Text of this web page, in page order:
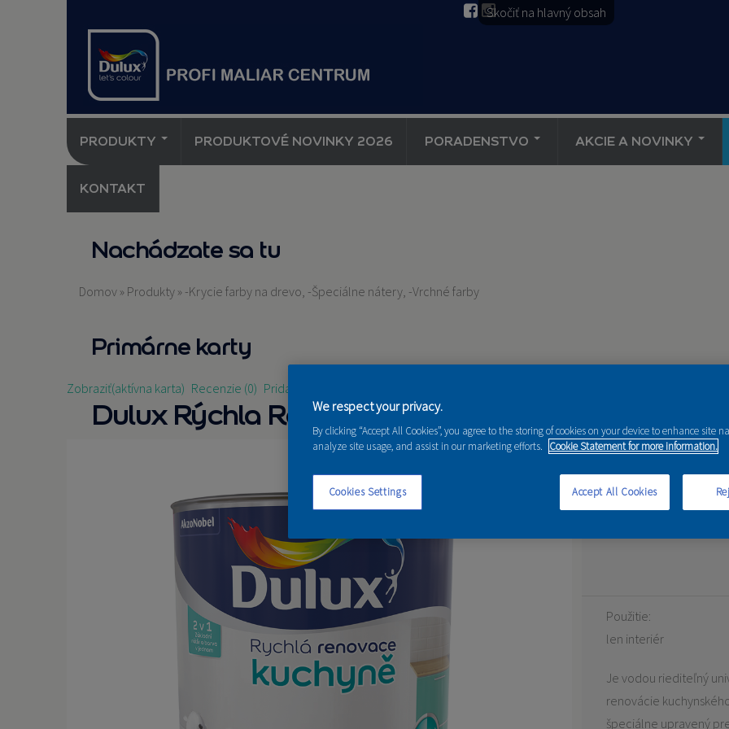
Skočiť na hlavný obsah
PRODUKTY PRODUKTOVÉ NOVINKY 2026 PORADENSTVO AKCIE A NOVINKY
KONTAKT
Nachádzate sa tu
Domov » Produkty » -Krycie farby na drevo, -Špeciálne nátery, -Vrchné farby
Primárne karty
Zobraziť(aktívna karta) Recenzie (0) Pridať recenziu
Dulux Rýchla Renovácia Kuchyne
KOLEKCIA 4 ODTIEŇOV
Vodou riediteľný
renovácie
Použitie:
len interiér
Je vodou riediteľný
renovácie
špeciálne upravený
We respect your privacy.
By clicking “Accept All Cookies”, you agree to the storing of cookies on your device to enhance site
analyze site usage, and assist in our marketing efforts. Cookie Statement for more information.
Cookies Settings Accept All Cookies